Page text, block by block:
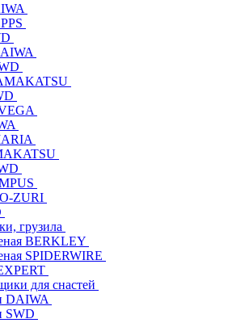
ZURI
грузила
BERKLEY
SPIDERWIRE
для снастей
DAIWA
SWD